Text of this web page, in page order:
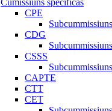
Cumissiuns specificas
CPE
CDG
CSSS
CAPTE
CTT
CET